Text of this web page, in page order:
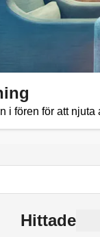
i fören för att
Hittade